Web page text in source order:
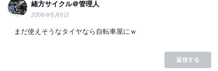
緒方サイクル＠管理人
2006年6月6日
まだ使えそうなタイヤなら自転車屋にｗ
返信する